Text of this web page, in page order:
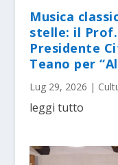
Musica
stelle: il Prof.
Presidente
Teano per
Lug 29, 2026 |
leggi tutto